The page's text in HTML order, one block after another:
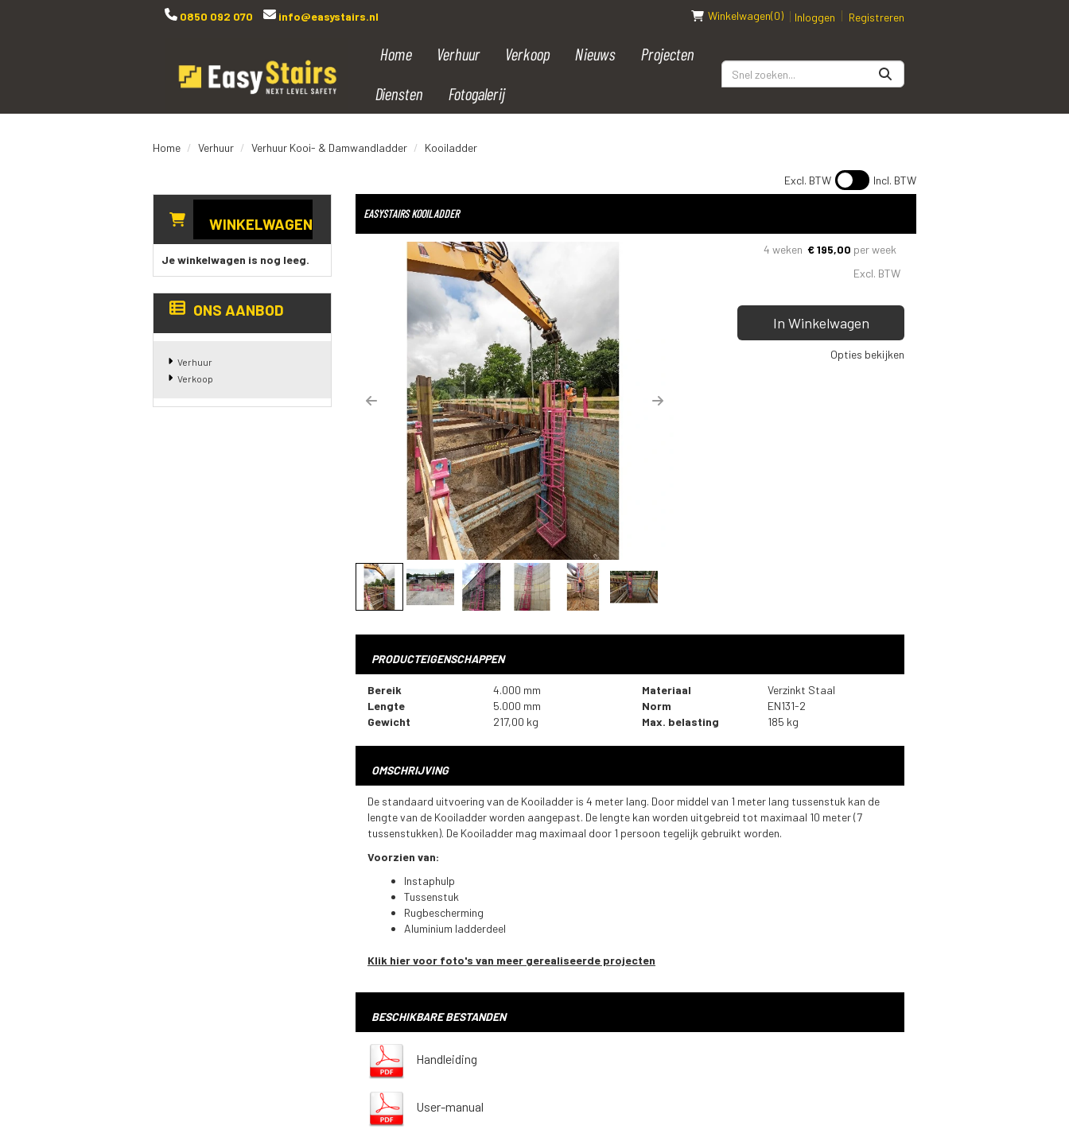
0850 092 070 info@easystairs.nl Winkelwagen(0) Inloggen Registreren
Home Verhuur Verkoop Nieuws Projecten
Diensten Fotogalerij
Home Verhuur Verhuur Kooi- & Damwandladder Kooiladder
Excl. BTW Incl. BTW
WINKELWAGEN
Je winkelwagen is nog leeg.
ONS AANBOD
Verhuur
Verkoop
EASYSTAIRS KOOILADDER
Previous Next
4 weken €195,00 per week
Excl. BTW
In Winkelwagen
Opties bekijken
PRODUCTEIGENSCHAPPEN
Bereik
4.000 mm
Lengte
5.000 mm
Gewicht
217,00 kg
Materiaal
Verzinkt Staal
Norm
EN131-2
Max. belasting
185 kg
OMSCHRIJVING
De standaard uitvoering van de Kooiladder is 4 meter lang. Door middel van 1 meter lang tussenstuk kan de
lengte van de Kooiladder worden aangepast. De lengte kan worden uitgebreid tot maximaal 10 meter (7
tussenstukken). De Kooiladder mag maximaal door 1 persoon tegelijk gebruikt worden.
Voorzien van:
Instaphulp
Tussenstuk
Rugbescherming
Aluminium ladderdeel
Klik hier voor foto's van meer gerealiseerde projecten
BESCHIKBARE BESTANDEN
Handleiding
User-manual